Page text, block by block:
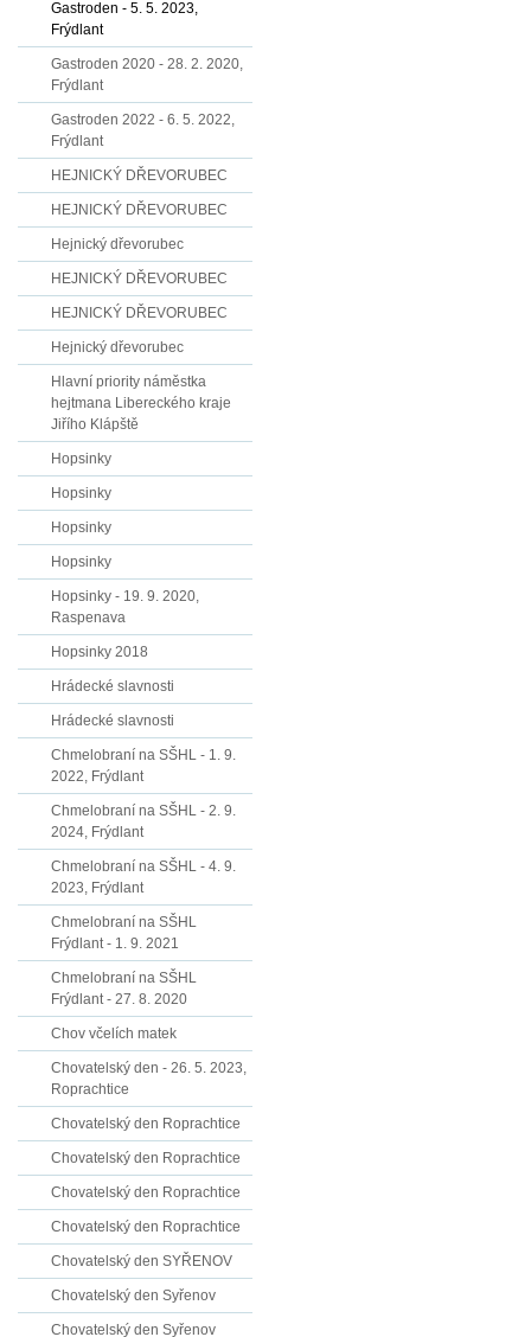
Gastroden - 5. 5. 2023,
Frýdlant
Gastroden 2020 - 28. 2. 2020,
Frýdlant
Gastroden 2022 - 6. 5. 2022,
Frýdlant
HEJNICKÝ DŘEVORUBEC
HEJNICKÝ DŘEVORUBEC
Hejnický dřevorubec
HEJNICKÝ DŘEVORUBEC
HEJNICKÝ DŘEVORUBEC
Hejnický dřevorubec
Hlavní priority náměstka
hejtmana Libereckého kraje
Jiřího Klápště
Hopsinky
Hopsinky
Hopsinky
Hopsinky
Hopsinky - 19. 9. 2020,
Raspenava
Hopsinky 2018
Hrádecké slavnosti
Hrádecké slavnosti
Chmelobraní na SŠHL - 1. 9.
2022, Frýdlant
Chmelobraní na SŠHL - 2. 9.
2024, Frýdlant
Chmelobraní na SŠHL - 4. 9.
2023, Frýdlant
Chmelobraní na SŠHL
Frýdlant - 1. 9. 2021
Chmelobraní na SŠHL
Frýdlant - 27. 8. 2020
Chov včelích matek
Chovatelský den - 26. 5. 2023,
Roprachtice
Chovatelský den Roprachtice
Chovatelský den Roprachtice
Chovatelský den Roprachtice
Chovatelský den Roprachtice
Chovatelský den SYŘENOV
Chovatelský den Syřenov
Chovatelský den Syřenov